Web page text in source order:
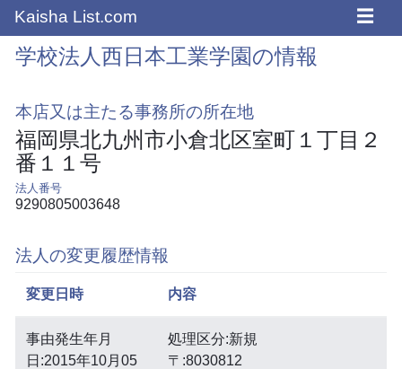
Kaisha List.com ☰
学校法人西日本工業学園の情報
本店又は主たる事務所の所在地
福岡県北九州市小倉北区室町１丁目２
番１１号
法人番号
9290805003648
法人の変更履歴情報
変更日時 内容
事由発生年月
日:2015年10月05
処理区分:新規
〒:8030812